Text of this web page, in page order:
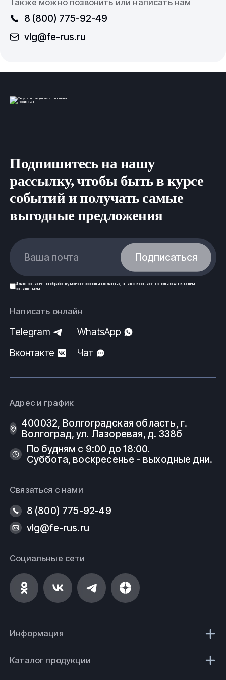
Также можно позвонить или написать нам
8 (800) 775-92-49
vlg@fe-rus.ru
Подпишитесь на нашу
рассылку, чтобы быть в курсе
событий и получать самые
выгодные предложения
Ваша почта Подписаться
Я даю согласие на обработку моих персональных данных, а также согласен спользовательским
соглашением.
Написать онлайн
Telegram
WhatsApp
Вконтакте
Чат
Адрес и график
400032, Волгоградская область, г.
Волгоград, ул. Лазоревая, д. 338б
По будням с 9:00 до 18:00.
Суббота, воскресенье - выходные дни.
Связаться с нами
8 (800) 775-92-49
vlg@fe-rus.ru
Социальные сети
Информация
Каталог продукции